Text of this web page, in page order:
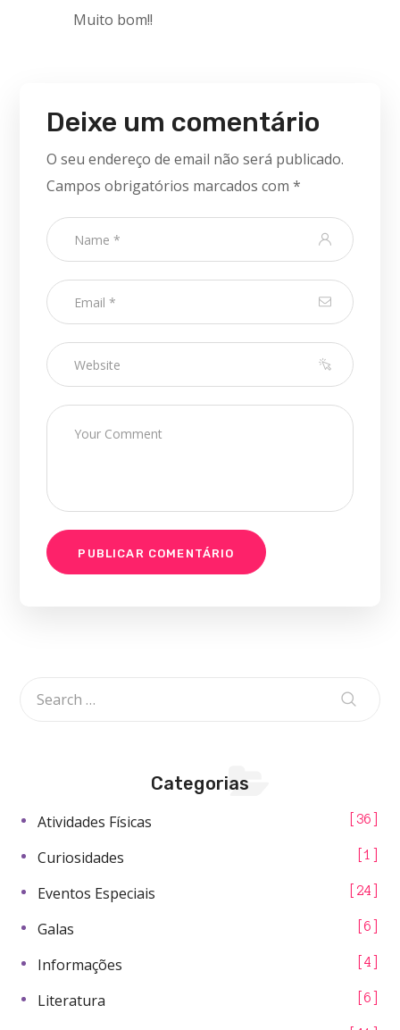
Muito bom!!
Deixe um comentário
O seu endereço de email não será publicado.
Campos obrigatórios marcados com*
Categorias
Atividades Físicas 36
Curiosidades 1
Eventos Especiais 24
Galas 6
Informações 4
Literatura 6